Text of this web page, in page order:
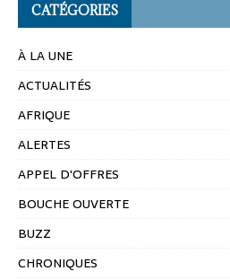
CATÉGORIES
À LA UNE
ACTUALITÉS
AFRIQUE
ALERTES
APPEL D'OFFRES
BOUCHE OUVERTE
BUZZ
CHRONIQUES